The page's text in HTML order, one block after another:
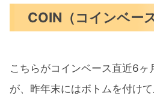
COIN（コインベース
こちらがコインベース直近6ヶ
が、昨年末にはボトムを付けて